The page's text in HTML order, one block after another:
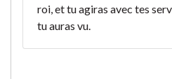
roi, et tu agiras avec tes
tu auras vu.